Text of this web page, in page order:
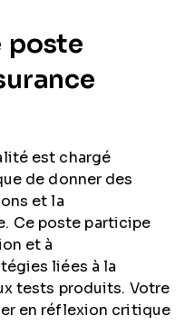
poste
est chargé
de donner des
et la
Ce poste participe
et à
liées à la
tests produits. Votre
en réflexion critique